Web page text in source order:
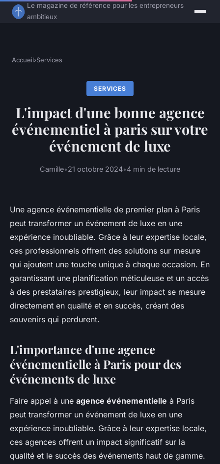
Le magazine de référence pour les entrepreneurs
ambitieux
Accueil›Services
SERVICES
L'impact d'une bonne agence
événementiel à paris sur votre
événement de luxe
Camille•21 octobre 2024•4 min de lecture
Une agence événementielle de premier plan à Paris
peut transformer un événement de luxe en une
expérience inoubliable. Grâce à leur expertise locale,
ces professionnels offrent des solutions sur mesure
qui ajoutent une touche unique à chaque occasion. En
garantissant une planification méticuleuse et un accès
à des prestataires prestigieux, leur impact se mesure
directement en qualité et en succès, créant des
souvenirs qui perdurent.
L'importance d'une agence
événementielle à Paris pour des
événements de luxe
Faire appel à une agence événementielle à Paris
peut transformer un événement de luxe en une
expérience inoubliable. Grâce à leur expertise locale,
ces agences offrent un impact significatif sur la
qualité et le succès des événements haut de gamme.